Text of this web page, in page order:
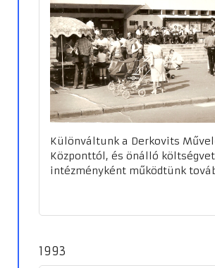
Különváltunk a Derkovits
Központtól, és önálló
intézményként működtünk
1993